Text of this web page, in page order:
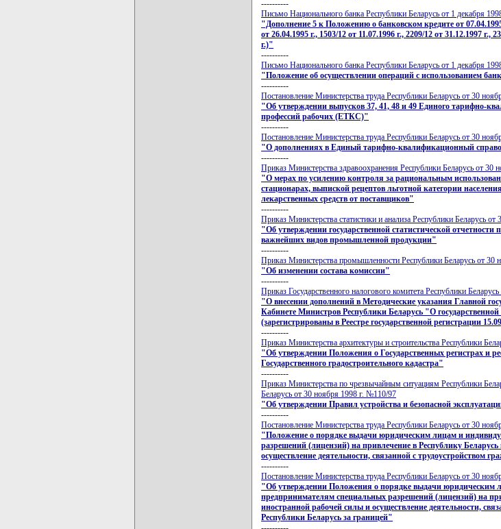
----------
Письмо Национального банка Республики Беларусь от 1 декабря
"Дополнение 5 к Положению о банковском кредите от
от 26.04.1995 г., 1503/12 от 11.07.1996 г., 2209/12 от 31.12.1997 г.,
г.)"
----------
Письмо Национального банка Республики Беларусь от 1 декабря
"Положение об осуществлении операций с использованием
----------
Постановление Министерства труда Республики Беларусь от 30
"Об утверждении выпусков 37, 41, 48 и 49 Единого тарифно-
профессий рабочих (ЕТКС)"
----------
Постановление Министерства труда Республики Беларусь от 30
"О дополнениях в Единый тарифно-квалификационный
----------
Приказ Министерства здравоохранения Республики Беларусь от 30
"О мерах по усилению контроля за рациональным
стационарах, выпиской рецептов льготной категории
лекарственных средств от поставщиков"
----------
Приказ Министерства статистики и анализа Республики Беларусь
"Об утверждении государственной статистической отчетности
важнейших видов промышленной продукции"
----------
Приказ Министерства промышленности Республики Беларусь от 30
"Об изменении состава комиссии"
----------
Приказ Государственного налогового комитета Республики
"О внесении дополнений в Методические указания Главной
Кабинете Министров Республики Беларусь "О
(зарегистрированы в Реестре государственной регистрации
----------
Приказ Министерства архитектуры и строительства Республики
"Об утверждении Положения о Государственных регистрах и
Государственного градостроительного кадастра"
----------
Приказ Министерства по чрезвычайным ситуациям Республики
Беларусь от 30 ноября 1998 г. №110/97
"Об утверждении Правил устройства и безопасной
----------
Постановление Министерства труда Республики Беларусь от 30
"Положение о порядке выдачи юридическим лицам и
разрешений (лицензий) на привлечение в Республику
осуществление деятельности, связанной с трудоустройством
----------
Постановление Министерства труда Республики Беларусь от 30
"Об утверждении Положения о порядке выдачи юридическим
предпринимателям специальных разрешений (лицензий) на
иностранной рабочей силы и осуществление деятельности,
Республики Беларусь за границей"